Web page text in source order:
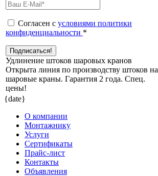
Согласен с условиями политики
конфиденциальности *
Удлинение штоков шаровых кранов
Открыта линия по производству штоков на
шаровые краны. Гарантия 2 года. Cпец.
цены!
{date}
О компании
Монтажнику
Услуги
Сертификаты
Прайс-лист
Контакты
Объявления